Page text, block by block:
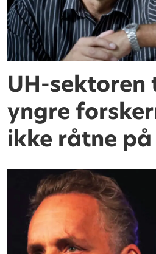
UH-sektoren
yngre
ikke råtne